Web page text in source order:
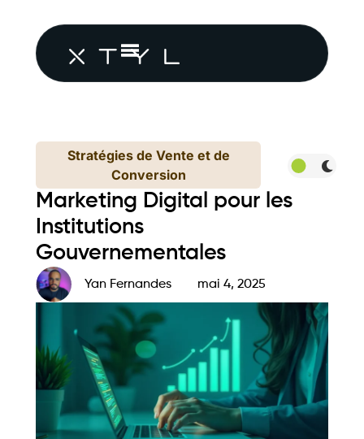
Stratégies de Vente et de
Conversion
Marketing Digital pour les
Institutions
Gouvernementales
Yan Fernandes mai 4, 2025